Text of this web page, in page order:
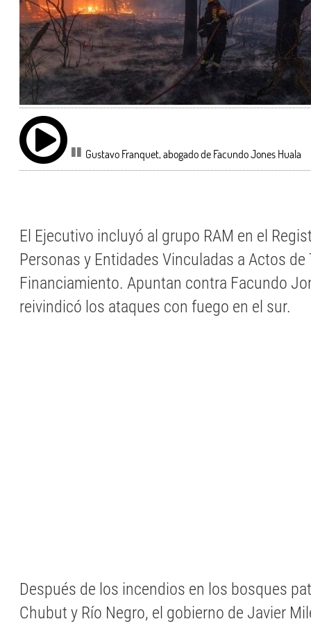
Gustavo Franquet, abogado de Facundo Jones Huala
El Ejecutivo incluyó al grupo RAM en el
Personas y Entidades Vinculadas a Actos
Financiamiento. Apuntan contra Facundo
reivindicó los ataques con fuego en el sur.
Después de los incendios en los bosques
Chubut y Río Negro, el gobierno de Javier